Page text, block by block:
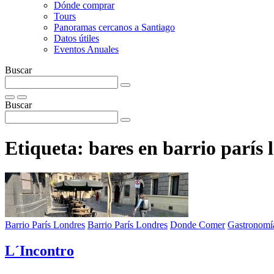
Dónde comprar
Tours
Panoramas cercanos a Santiago
Datos útiles
Eventos Anuales
Buscar
Buscar
Etiqueta: bares en barrio parís
Barrio París Londres Barrio París Londres Donde Comer
L´Incontro